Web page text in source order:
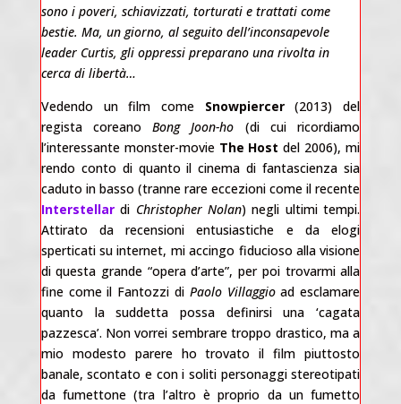
sono i poveri, schiavizzati, torturati e trattati come
bestie. Ma, un giorno, al seguito dell’inconsapevole
leader Curtis, gli oppressi preparano una rivolta in
cerca di libertà…
Vedendo un film come Snowpiercer(2013) del
regista coreanoBong Joon-ho (di cui ricordiamo
l’interessante monster-movie The Host del 2006), mi
rendo conto di quanto il cinema di fantascienza sia
caduto in basso (tranne rare eccezioni come il recente
Interstellardi Christopher Nolan) negli ultimi tempi.
Attirato da recensioni entusiastiche e da elogi
sperticati su internet, mi accingo fiducioso alla visione
di questa grande “opera d’arte”, per poi trovarmi alla
fine come il Fantozzi di Paolo Villaggioad esclamare
quanto la suddetta possa definirsi una ‘cagata
pazzesca’. Non vorrei sembrare troppo drastico, ma a
mio modesto parere ho trovato il film piuttosto
banale, scontato e con i soliti personaggi stereotipati
da fumettone (tra l’altro è proprio da un fumetto